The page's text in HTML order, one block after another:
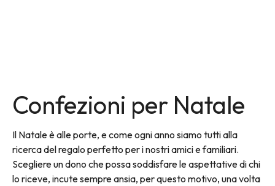
Confezioni per Natale
Il Natale è alle porte, e come ogni anno siamo tutti alla
ricerca del regalo perfetto per i nostri amici e familiari.
Scegliere un dono che possa soddisfare le aspettative di chi
lo riceve, incute sempre ansia, per questo motivo, una volta